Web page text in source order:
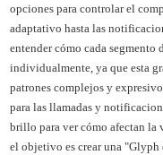
opciones para controlar el
adaptativo hasta las
entender cómo cada
individualmente, ya que esta
patrones complejos y
para las llamadas y
brillo para ver cómo afectan la
el objetivo es crear una